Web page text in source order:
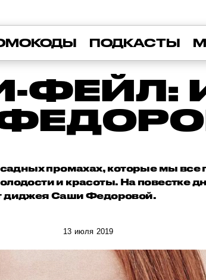
ПОДКАСТЫ
ФЕЙЛ:
промахах, которые мы все
и красоты. На повестке
диджея Саши Федоровой.
13 июля 2019